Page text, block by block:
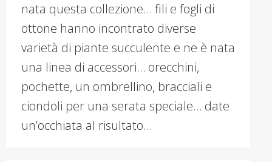
nata questa collezione… fili e fogli di
ottone hanno incontrato diverse
varietà di piante succulente e ne è nata
una linea di accessori… orecchini,
pochette, un ombrellino, bracciali e
ciondoli per una serata speciale… date
un’occhiata al risultato…